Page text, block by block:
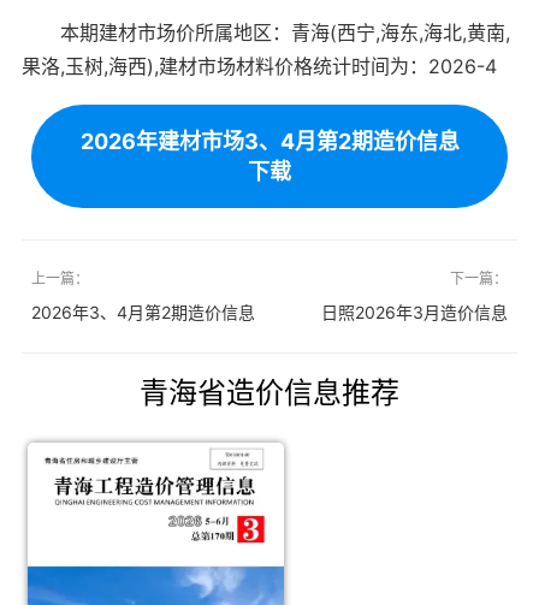
本期建材市场价所属地区：青海(西宁,海东,海北,黄南,
果洛,玉树,海西),建材市场材料价格统计时间为：2026-4
2026年建材市场3、4月第2期造价信息
下载
上一篇：
2026年3、4月第2期造价信息
下一篇：
日照2026年3月造价信息
青海省造价信息推荐